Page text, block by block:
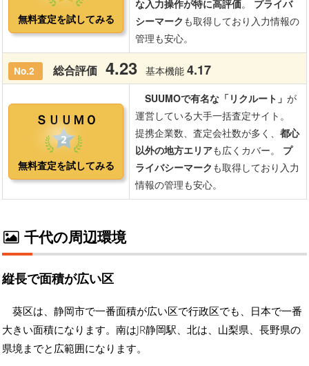
千代の周辺環境
縦長で面積が広い区
葵区は、静岡市で一番面積が広い区で行政区でも、日本で一番
大きい面積になります。南はJR静岡駅、北は、山梨県、長野県の
県境までと広範囲になります。